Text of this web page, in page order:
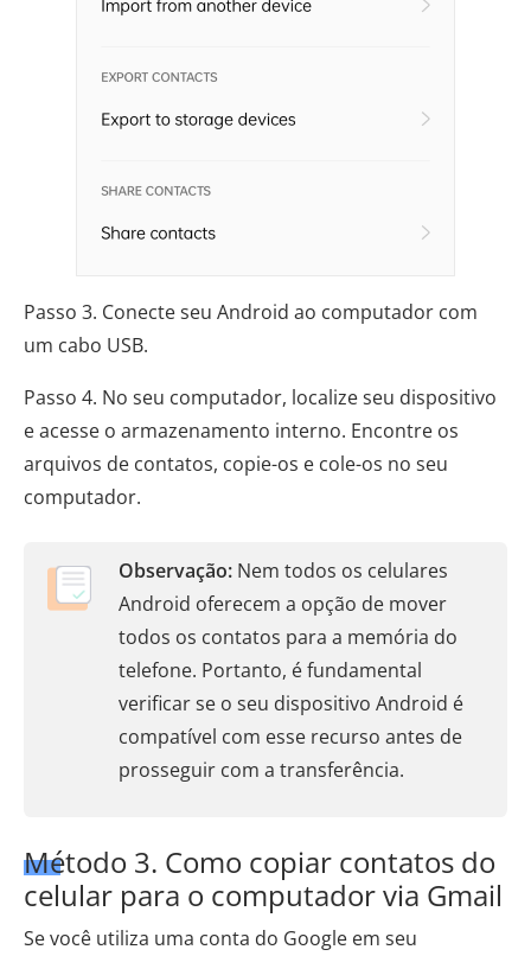
Passo 3. Conecte seu Android ao computador com
um cabo USB.
Passo 4. No seu computador, localize seu dispositivo
e acesse o armazenamento interno. Encontre os
arquivos de contatos, copie-os e cole-os no seu
computador.
Observação: Nem todos os celulares
Android oferecem a opção de mover
todos os contatos para a memória do
telefone. Portanto, é fundamental
verificar se o seu dispositivo Android é
compatível com esse recurso antes de
prosseguir com a transferência.
Método 3. Como copiar contatos do
celular para o computador via Gmail
Se você utiliza uma conta do Google em seu